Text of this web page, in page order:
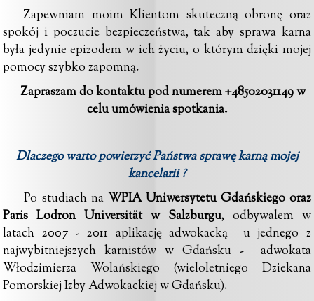
Zapewniam moim Klientom skuteczną obronę oraz
spokój i poczucie bezpieczeństwa, tak aby sprawa karna
była jedynie epizodem w ich życiu, o którym dzięki mojej
pomocy szybko zapomną.
Zapraszam do kontaktu pod numerem+48502031149w
celu umówienia spotkania.
Dlaczego warto powierzyć Państwa sprawę karną mojej
kancelarii ?
Po studiach na WPIA Uniwersytetu Gdańskiegooraz
Paris Lodron Universität w Salzburgu, odbywalem w
latach 2007 - 2011 aplikację adwokacką u jednego z
najwybitniejszych karnistów w Gdańsku - adwokata
Włodzimierza Wolańskiego (wieloletniego Dziekana
Pomorskiej Izby Adwokackiej w Gdańsku).